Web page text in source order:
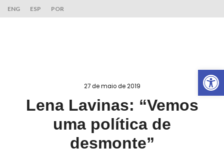
ENG ESP POR
27 de maio de 2019
Lena Lavinas: “Vemos
uma política de
desmonte”